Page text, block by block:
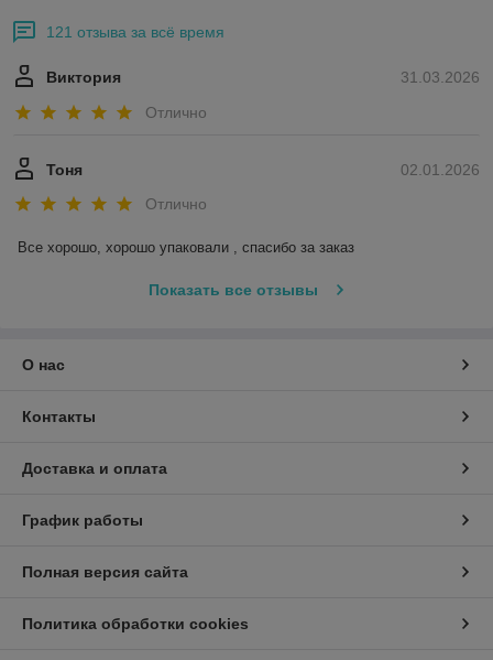
121 отзыва за всё время
31.03.2026
Виктория
Отлично
02.01.2026
Тоня
Отлично
Все хорошо, хорошо упаковали , спасибо за заказ
Показать все отзывы
О нас
Контакты
Доставка и оплата
График работы
Полная версия сайта
Политика обработки cookies